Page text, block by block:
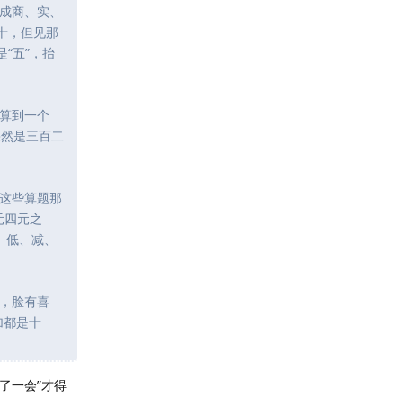
商、实、
，但见那
“五”，抬
到一个
是三百二
些算题那
元之
、减、
脸有喜
都是十
一会”才得